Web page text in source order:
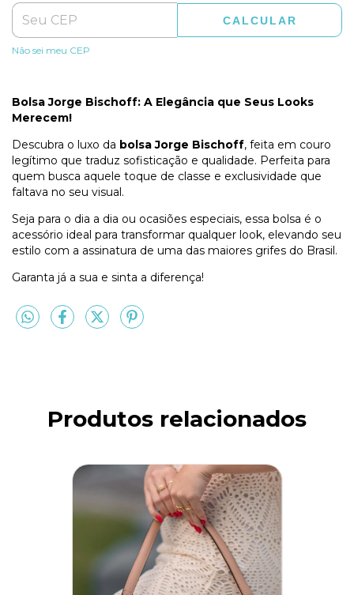
CALCULAR
Não sei meu CEP
Bolsa Jorge Bischoff: A Elegância que Seus Looks
Merecem!
Descubra o luxo da bolsa Jorge Bischoff, feita em couro
legítimo que traduz sofisticação e qualidade. Perfeita para
quem busca aquele toque de classe e exclusividade que
faltava no seu visual.
Seja para o dia a dia ou ocasiões especiais, essa bolsa é o
acessório ideal para transformar qualquer look, elevando seu
estilo com a assinatura de uma das maiores grifes do Brasil.
Garanta já a sua e sinta a diferença!
Produtos relacionados